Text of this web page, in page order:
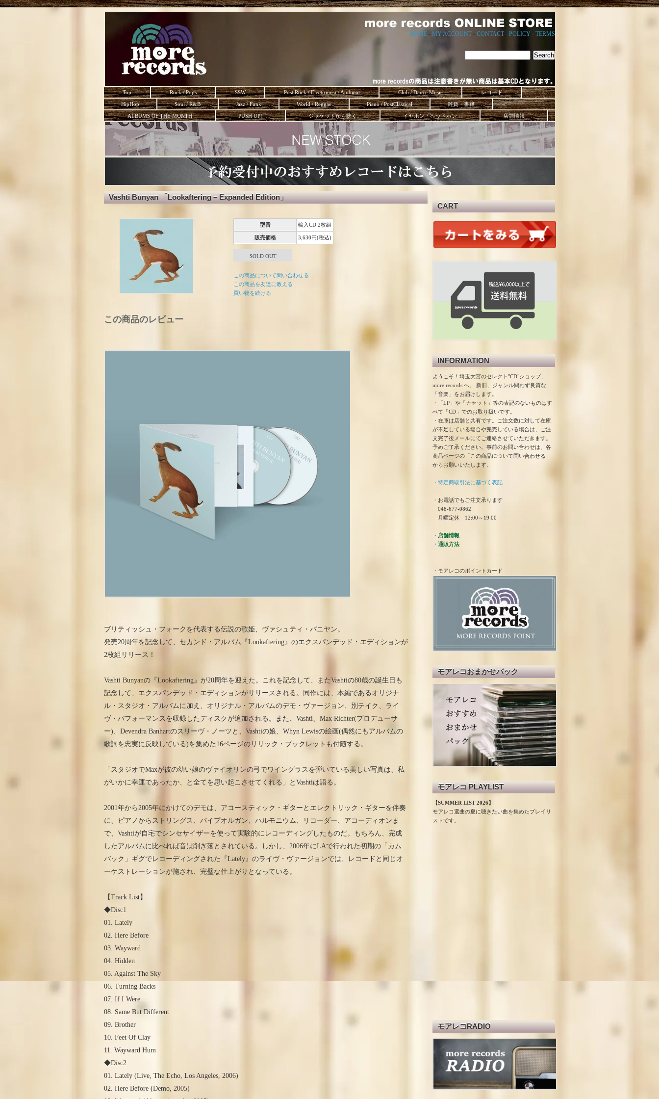
HOME - MY ACCOUNT - CONTACT- POLICY TERMS
Top Rock / Pops SSW Post Rock / Electronica / Ambient Club / Dance Music
レコード
HipHop
Soul / R&B Jazz / Funk World / Reggae Piano / PostClassical
雑貨・書籍
ALBUMS OF THE MONTH
PUSH UP! ジャケットから聴く。 イヤホン・ヘッドホン 店舗情報
Vashti Bunyan 「Lookaftering – Expanded Edition」
型番 輸入CD 2枚組
販売価格 3,630円(税込)
SOLD OUT
この商品について問い合わせる
この商品を友達に教える
買い物を続ける
この商品のレビュー
ブリティッシュ・フォークを代表する伝説の歌姫、ヴァシュティ・バニヤン。
発売20周年を記念して、セカンド・アルバム『Lookaftering』のエクスパンデッド・エディションが
2枚組リリース！
Vashti Bunyanの『Lookaftering』が20周年を迎えた。これを記念して、またVashtiの80歳の誕生日も
記念して、エクスパンデッド・エディションがリリースされる。同作には、本編であるオリジナ
ル・スタジオ・アルバムに加え、オリジナル・アルバムのデモ・ヴァージョン、別テイク、ライ
ヴ・パフォーマンスを収録したディスクが追加される。また、Vashti、Max Richter(プロデューサ
ー)、Devendra Banhartのスリーヴ・ノーツと、Vashtiの娘、Whyn Lewisの絵画(偶然にもアルバムの
歌詞を忠実に反映している)を集めた16ページのリリック・ブックレットも付随する。
「スタジオでMaxが彼の幼い娘のヴァイオリンの弓でワイングラスを弾いている美しい写真は、私
がいかに幸運であったか、と全てを思い起こさせてくれる」とVashtiは語る。
2001年から2005年にかけてのデモは、アコースティック・ギターとエレクトリック・ギターを伴奏
に、ピアノからストリングス、パイプオルガン、ハルモニウム、リコーダー、アコーディオンま
で、Vashtiが自宅でシンセサイザーを使って実験的にレコーディングしたものだ。もちろん、完成
したアルバムに比べれば音は削ぎ落とされている。しかし、2006年にLAで行われた初期の「カム
バック」ギグでレコーディングされた『Lately』のライヴ・ヴァージョンでは、レコードと同じオ
ーケストレーションが施され、完璧な仕上がりとなっている。
【Track List】
◆Disc1
01. Lately
02. Here Before
03. Wayward
04. Hidden
05. Against The Sky
06. Turning Backs
07. If I Were
08. Same But Different
09. Brother
10. Feet Of Clay
11. Wayward Hum
◆Disc2
01. Lately (Live, The Echo, Los Angeles, 2006)
02. Here Before (Demo, 2005)
CART
INFORMATION
ようこそ！埼玉大宮のセレクト"CD"ショップ、
more records へ。 新旧、ジャンル問わず良質な
「音楽」をお届けします。
・「LP」や「カセット」等の表記のないものはす
べて「CD」でのお取り扱いです。
・在庫は店舗と共有です。ご注文数に対して在庫
が不足している場合や完売している場合は、ご注
文完了後メールにてご連絡させていただきます。
予めご了承ください。事前のお問い合わせは、各
商品ページの「この商品について問い合わせる」
からお願いいたします。
・特定商取引法に基づく表記
・お電話でもご注文承ります
048-677-0862
月曜定休 12:00～19:00
・ 店舗情報
・ 通販方法
・モアレコのポイントカード
モアレコおまかせパック
モアレコ PLAYLIST
【SUMMER LIST 2026】
モアレコ選曲の夏に聴きたい曲を集めたプレイリ
ストです。
モアレコRADIO